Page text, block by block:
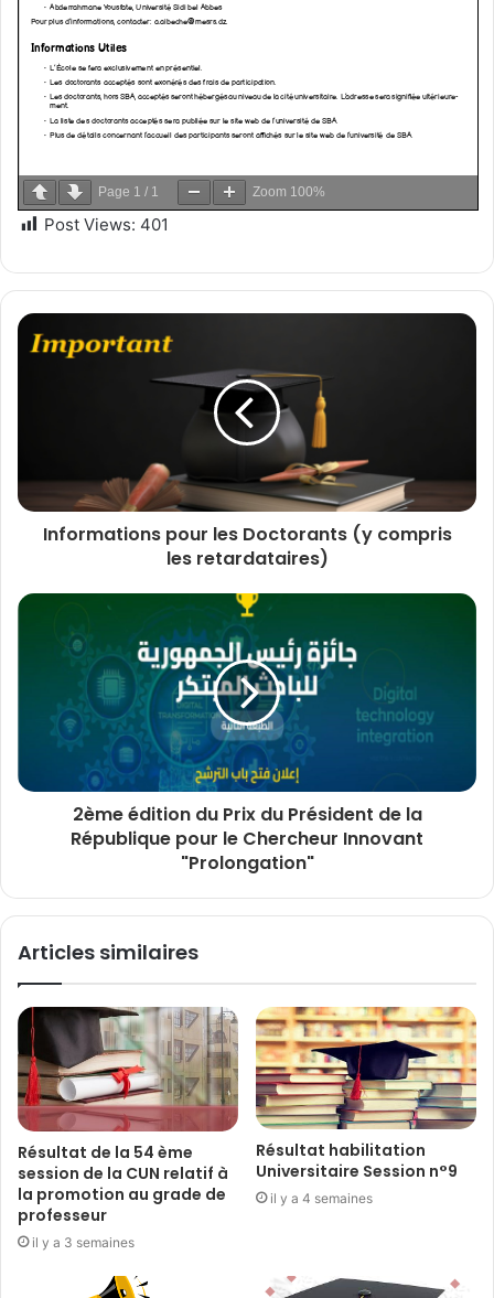
Page 1 / 1 Zoom 100%
Post Views: 401
Informations pour les Doctorants (y compris
les retardataires)
2ème édition du Prix du Président de la
République pour le Chercheur Innovant
"Prolongation"
Articles similaires
Résultat de la 54 ème
session de la CUN relatif à
la promotion au grade de
professeur
il y a 3 semaines
Résultat habilitation
Universitaire Session n°9
il y a 4 semaines